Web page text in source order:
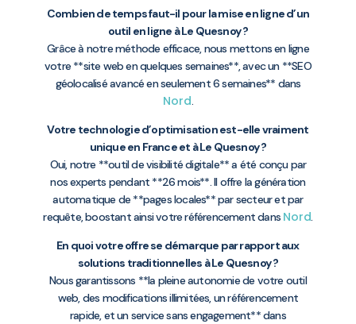
Combien de temps faut-il pour la mise en ligne d’un
outil en ligne à Le Quesnoy ?
Grâce à notre méthode efficace, nous mettons en ligne
votre **site web en quelques semaines**, avec un **SEO
géolocalisé avancé en seulement 6 semaines** dans
Nord.
Votre technologie d’optimisation est-elle vraiment
unique en France et à Le Quesnoy ?
Oui, notre **outil de visibilité digitale** a été conçu par
nos experts pendant **26 mois**. Il offre la génération
automatique de **pages locales** par secteur et par
requête, boostant ainsi votre référencement dans Nord.
En quoi votre offre se démarque par rapport aux
solutions traditionnelles à Le Quesnoy ?
Nous garantissons **la pleine autonomie de votre outil
web, des modifications illimitées, un référencement
rapide, et un service sans engagement** dans